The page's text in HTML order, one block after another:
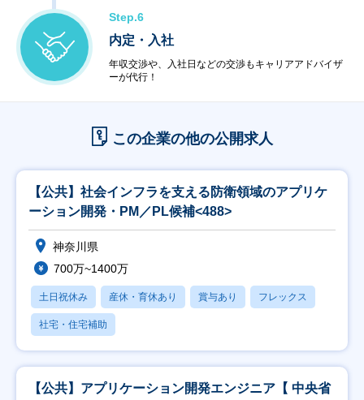
Step.6
内定・入社
年収交渉や、入社日などの交渉もキャリアアドバイザ
ーが代行！
この企業の他の公開求人
【公共】社会インフラを支える防衛領域のアプリケ
ーション開発・PM／PL候補<488>
神奈川県
700万~1400万
土日祝休み 産休・育休あり 賞与あり フレックス
社宅・住宅補助
【公共】アプリケーション開発エンジニア【 中央省